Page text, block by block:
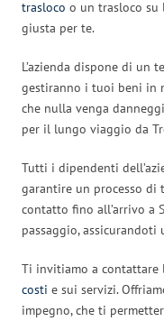
trasloco o un trasloco su
giusta per te.
L’azienda dispone di un
gestiranno i tuoi beni in
che nulla venga
per il lungo viaggio da
Tutti i dipendenti
garantire un processo di
contatto fino all’arrivo a
passaggio, assicurandoti
Ti invitiamo a contattare
costi e sui servizi.
impegno, che ti